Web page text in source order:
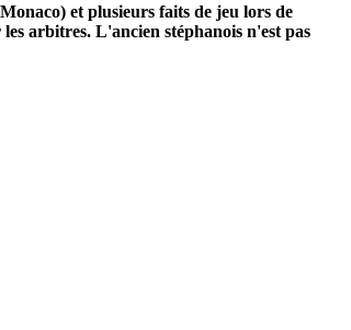
et plusieurs faits de jeu lors de
arbitres. L'ancien stéphanois n'est pas